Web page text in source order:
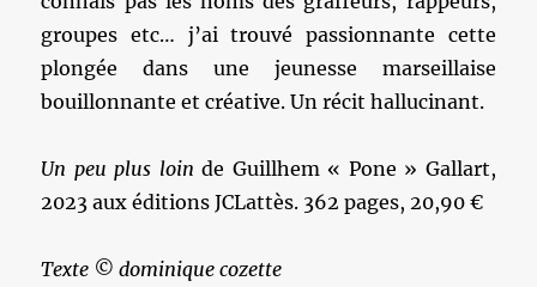
groupes etc… j’ai trouvé passionnante cette
plongée dans une jeunesse marseillaise
bouillonnante et créative. Un récit hallucinant.
Un peu plus loinde Guillhem « Pone » Gallart,
2023 aux éditions JCLattès. 362 pages, 20,90 €
Texte © dominique cozette